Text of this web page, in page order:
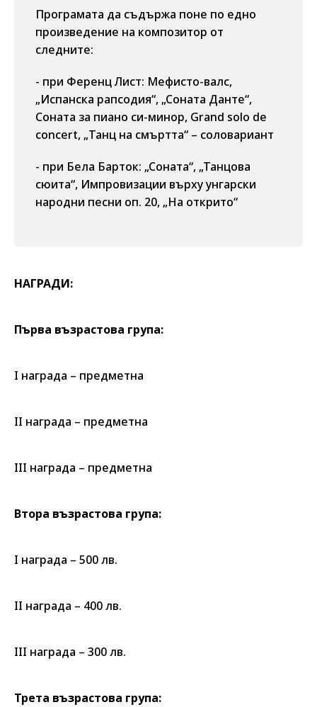
Програмата да съдържа поне по едно
произведение на композитор от
следните:
- при Ференц Лист: Мефисто-валс,
„Испанска рапсодия“, „Соната Данте“,
Соната за пиано си-минор, Grand solo de
concert, „Танц на смъртта“ – соловариант
- при Бела Барток: „Соната“, „Танцова
сюита“, Импровизации върху унгарски
народни песни оп. 20, „На открито“
НАГРАДИ:
Първа възрастова група:
І награда – предметна
ІІ награда – предметна
ІІІ награда – предметна
Втора възрастова група:
І награда – 500 лв.
ІІ награда – 400 лв.
ІІІ награда – 300 лв.
Трета възрастова група: